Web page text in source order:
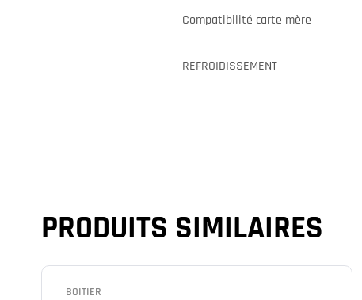
Compatibilité carte mère
REFROIDISSEMENT
PRODUITS SIMILAIRES
BOITIER